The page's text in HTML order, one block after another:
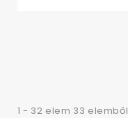
1 - 32 elem 33 elemből